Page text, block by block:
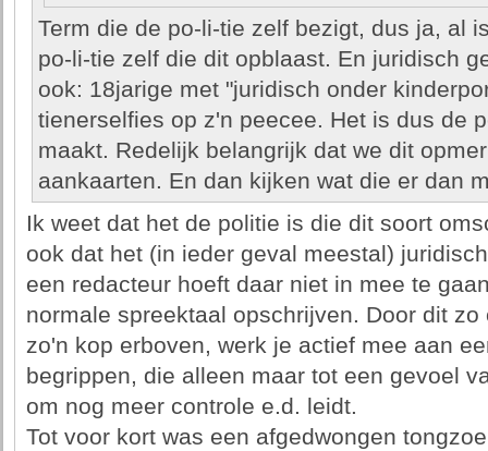
Term die de po-li-tie zelf bezigt, dus ja, al
po-li-tie zelf die dit opblaast. En juridisch
ook: 18jarige met "juridisch onder
tienerselfies op z'n peecee. Het is dus de
maakt. Redelijk belangrijk dat we dit
aankaarten. En dan kijken wat die er dan
Ik weet dat het de politie is die dit soort
ook dat het (in ieder geval meestal)
een redacteur hoeft daar niet in mee te
normale spreektaal opschrijven. Door dit
zo'n kop erboven, werk je actief mee aan
begrippen, die alleen maar tot een gevoel
om nog meer controle e.d. leidt.
Tot voor kort was een afgedwongen